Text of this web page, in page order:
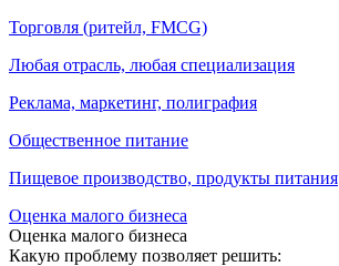
Торговля (ритейл, FMCG)
Любая отрасль, любая специализация
Реклама, маркетинг, полиграфия
Общественное питание
Пищевое производство, продукты питания
Оценка малого бизнеса
Оценка малого бизнеса
Какую проблему позволяет решить: